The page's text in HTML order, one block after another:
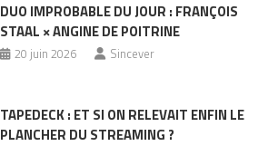
DUO IMPROBABLE DU JOUR : FRANÇOIS
STAAL × ANGINE DE POITRINE
20 juin 2026 Sincever
TAPEDECK : ET SI ON RELEVAIT ENFIN LE
PLANCHER DU STREAMING ?